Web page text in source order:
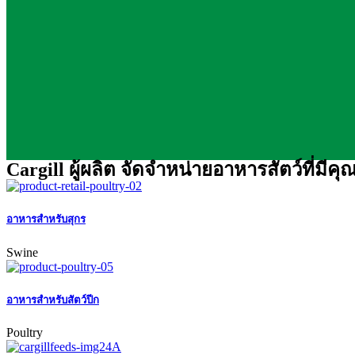
Cargill ผู้ผลิต จัดจำหน่ายอาหารสัตว์ที่มีคุ
อาหารสำหรับสุกร
Swine
อาหารสำหรับสัตว์ปีก
Poultry